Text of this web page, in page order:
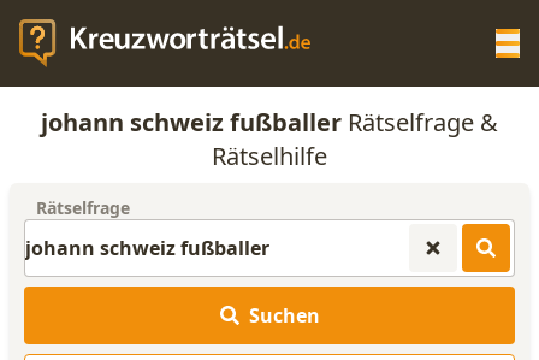
KREUZWORTRÄTSEL-HILFE
ANAGRAMM-GENERATOR
johann schweiz fußballer Rätselfrage &
Rätselhilfe
Rätselfrage
Suchen